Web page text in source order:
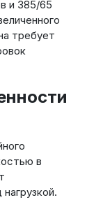
и 385/65
требует
в